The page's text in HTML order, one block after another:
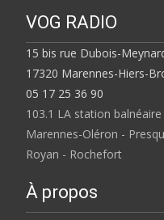
VOG RADIO
15 bis rue Dubois-
17320 Marennes-Hiers-
05 17 25 36 90
103.1 LA station balnéaire
Marennes-Oléron -
Royan - Rochefort
À propos